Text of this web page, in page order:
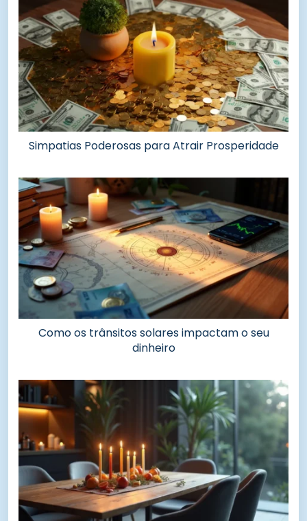
Simpatias Poderosas para Atrair Prosperidade
Como os trânsitos solares impactam o seu
dinheiro